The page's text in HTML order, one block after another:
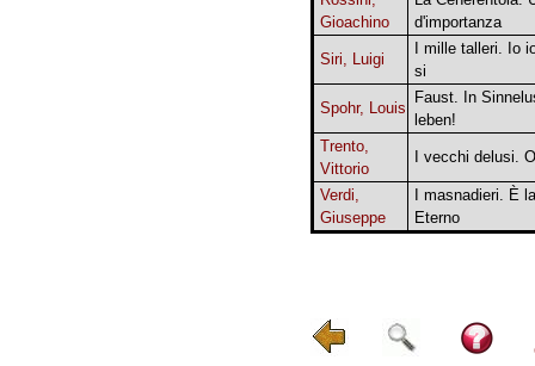
Gioachino
d'importanza
Siri, Luigi
I mille talleri. Io
si
Spohr, Louis
Faust. In
leben!
Trento,
Vittorio
I vecchi delusi.
Verdi,
Giuseppe
I masnadieri. È
Eterno